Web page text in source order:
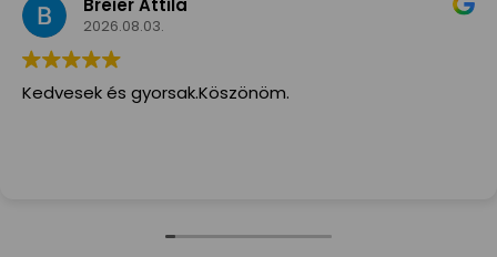
Breier Attila
2026.08.03.
Kedvesek és gyorsak.Köszönöm.